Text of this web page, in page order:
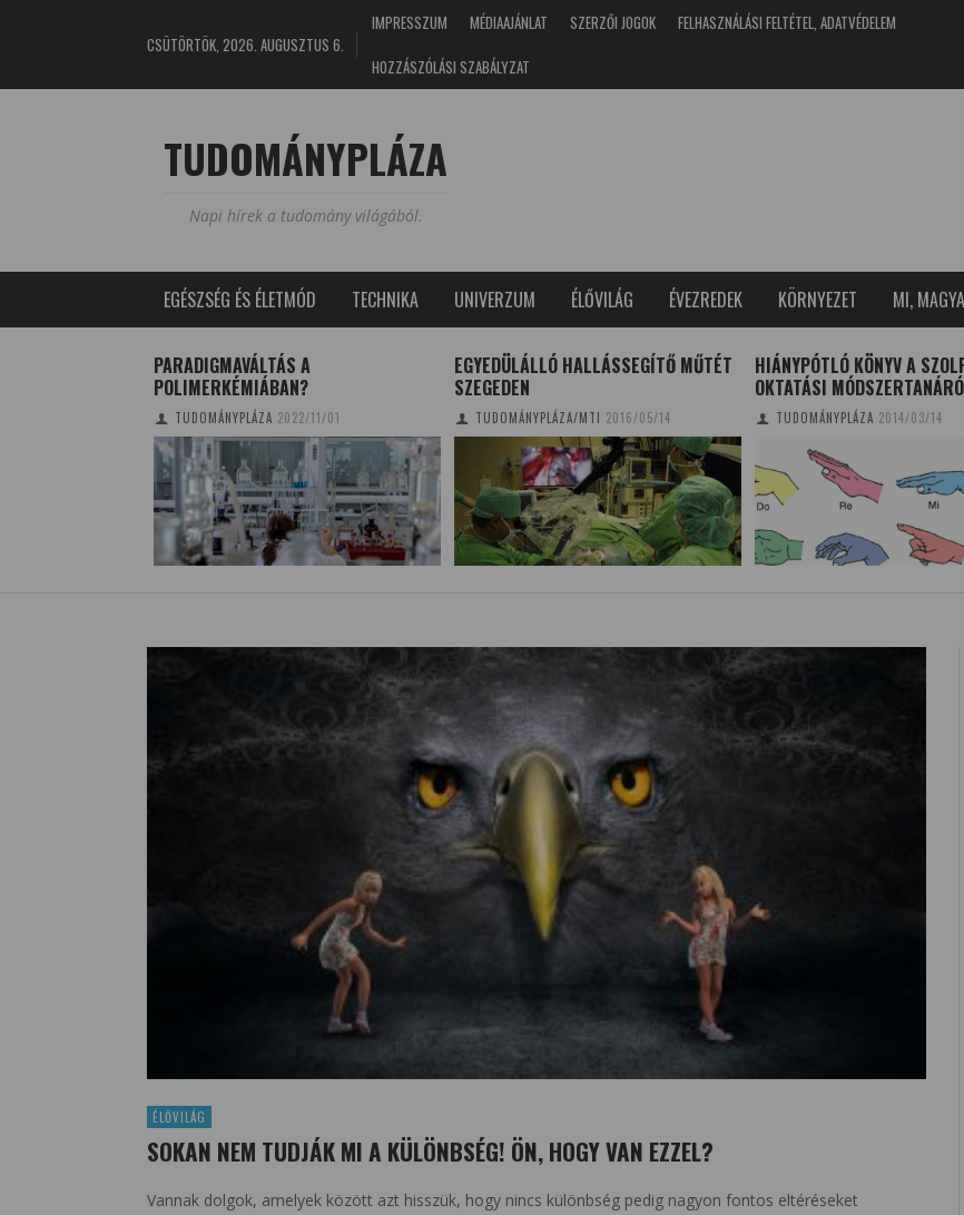
CSÜTÖRTÖK, 2026. AUGUSZTUS 6.
IMPRESSZUM MÉDIAAJÁNLAT SZERZŐI JOGOK
FELHASZNÁLÁSI FELTÉTEL, ADATVÉDELEM
HOZZÁSZÓLÁSI SZABÁLYZAT
TUDOMÁNYPLÁZA
Napi hírek a tudomány világából.
EGÉSZSÉG ÉS ÉLETMÓD TECHNIKA UNIVERZUM ÉLŐVILÁG ÉVEZREDEK KÖRNYEZET MI,
PARADIGMAVÁLTÁS A
POLIMERKÉMIÁBAN?
TUDOMÁNYPLÁZA 2022/11/01
EGYEDÜLÁLLÓ HALLÁSSEGÍTŐ MŰTÉT
SZEGEDEN
TUDOMÁNYPLÁZA/MTI 2016/05/14
HIÁNYPÓTLÓ KÖNYV A
OKTATÁSI
TUDOMÁNYPLÁZA 2014/03/14
ÉLŐVILÁG
SOKAN NEM TUDJÁK MI A KÜLÖNBSÉG! ÖN, HOGY VAN EZZEL?
Vannak dolgok, amelyek között azt hisszük, hogy nincs különbség pedig nagyon fontos eltéréseket